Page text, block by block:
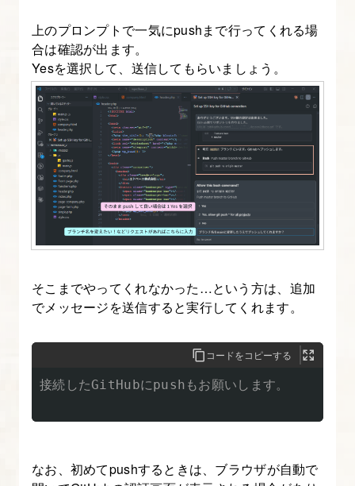
上のプロンプトで一気にpushまで行ってくれる場
合は確認が出ます。
Yesを選択して、送信してもらいましょう。
そこまでやってくれなかった…という方は、追加
でメッセージを送信すると実行してくれます。
コードをコピーする
接続したGitHubにpushもお願いします。
なお、初めてpushするときは、ブラウザが自動で